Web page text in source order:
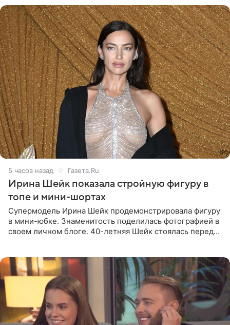
5 часов назад Газета.Ru
Ирина Шейк показала стройную фигуру в
топе и мини-шортах
Супермодель Ирина Шейк продемонстрировала фигуру
в мини-юбке. Знаменитость поделилась фотографией в
своем личном блоге. 40-летняя Шейк стоялась перед